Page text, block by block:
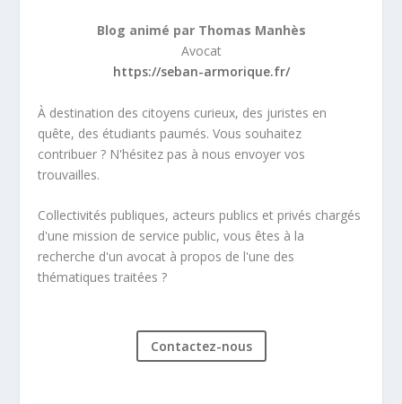
Blog animé par Thomas Manhès
Avocat
https://seban-armorique.fr/
À destination des citoyens curieux, des juristes en
quête, des étudiants paumés. Vous souhaitez
contribuer ? N'hésitez pas à nous envoyer vos
trouvailles.
Collectivités publiques, acteurs publics et privés chargés
d'une mission de service public, vous êtes à la
recherche d'un avocat à propos de l'une des
thématiques traitées ?
Contactez-nous